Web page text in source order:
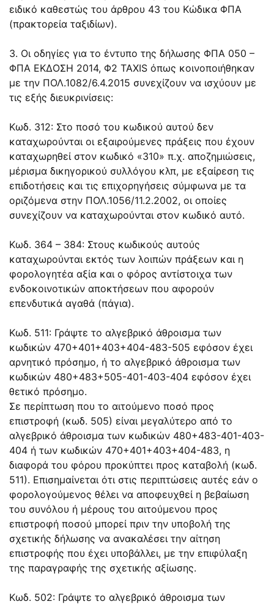
ειδικό καθεστώς του άρθρου 43 του Κώδικα ΦΠΑ
(πρακτορεία ταξιδίων).
3. Οι οδηγίες για το έντυπο της δήλωσης ΦΠΑ 050 –
ΦΠΑ ΕΚΔΟΣΗ 2014, Φ2 TAXIS όπως κοινοποιήθηκαν
με την ΠΟΛ.1082/6.4.2015 συνεχίζουν να ισχύουν με
τις εξής διευκρινίσεις:
Κωδ. 312: Στο ποσό του κωδικού αυτού δεν
καταχωρούνται οι εξαιρούμενες πράξεις που έχουν
καταχωρηθεί στον κωδικό «310» π.χ. αποζημιώσεις,
μέρισμα δικηγορικού συλλόγου κλπ, με εξαίρεση τις
επιδοτήσεις και τις επιχορηγήσεις σύμφωνα με τα
οριζόμενα στην ΠΟΛ.1056/11.2.2002, οι οποίες
συνεχίζουν να καταχωρούνται στον κωδικό αυτό.
Κωδ. 364 – 384: Στους κωδικούς αυτούς
καταχωρούνται εκτός των λοιπών πράξεων και η
φορολογητέα αξία και ο φόρος αντίστοιχα των
ενδοκοινοτικών αποκτήσεων που αφορούν
επενδυτικά αγαθά (πάγια).
Κωδ. 511: Γράψτε το αλγεβρικό άθροισμα των
κωδικών 470+401+403+404-483-505 εφόσον έχει
αρνητικό πρόσημο, ή το αλγεβρικό άθροισμα των
κωδικών 480+483+505-401-403-404 εφόσον έχει
θετικό πρόσημο.
Σε περίπτωση που το αιτούμενο ποσό προς
επιστροφή (κωδ. 505) είναι μεγαλύτερο από το
αλγεβρικό άθροισμα των κωδικών 480+483-401-403-
404 ή των κωδικών 470+401+403+404-483, η
διαφορά του φόρου προκύπτει προς καταβολή (κωδ.
511). Επισημαίνεται ότι στις περιπτώσεις αυτές εάν ο
φορολογούμενος θέλει να αποφευχθεί η βεβαίωση
του συνόλου ή μέρους του αιτούμενου προς
επιστροφή ποσού μπορεί πριν την υποβολή της
σχετικής δήλωσης να ανακαλέσει την αίτηση
επιστροφής που έχει υποβάλλει, με την επιφύλαξη
της παραγραφής της σχετικής αξίωσης.
Κωδ. 502: Γράψτε το αλγεβρικό άθροισμα των